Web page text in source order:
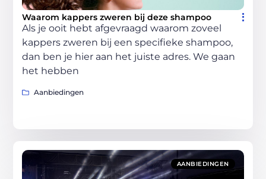
Waarom kappers zweren bij deze shampoo
Als je ooit hebt afgevraagd waarom zoveel
kappers zweren bij een specifieke shampoo,
dan ben je hier aan het juiste adres. We gaan
het hebben
Aanbiedingen
AANBIEDINGEN